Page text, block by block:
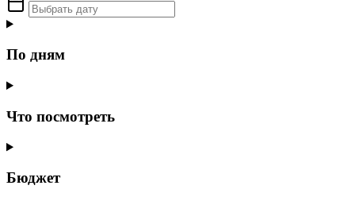
По дням
Что посмотреть
Бюджет